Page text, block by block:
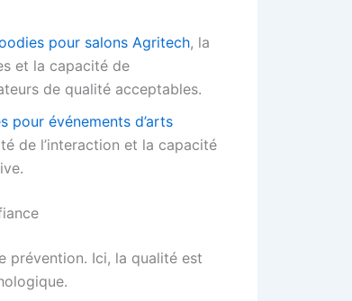
pour salons Agritech, la
et la capacité de
de qualité acceptables.
pour événements d’arts
de l’interaction et la capacité
prévention. Ici, la qualité est